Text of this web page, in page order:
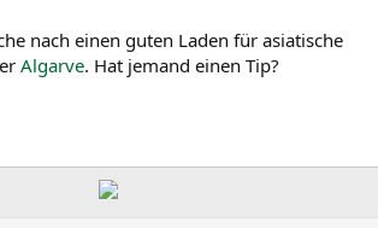
e
nach einen guten Laden für asiatische
Algarve. Hat jemand einen Tip?